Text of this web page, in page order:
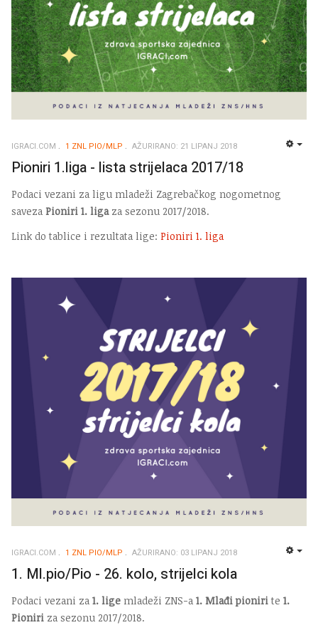
IGRACI.COM 1 ZNL PIO/MLP AŽURIRANO: 21 LIPANJ 2018
Pioniri 1.liga - lista strijelaca 2017/18
Podaci vezani za ligu mladeži Zagrebačkog nogometnog
saveza Pioniri 1. ligaza sezonu 2017/2018.
Link do tablice i rezultata lige: Pioniri 1. liga
IGRACI.COM 1 ZNL PIO/MLP AŽURIRANO: 03 LIPANJ 2018
1. Ml.pio/Pio - 26. kolo, strijelci kola
Podaci vezani za 1. lige mladeži ZNS-a 1. Mlađi pionirite 1.
Pioniri za sezonu 2017/2018.